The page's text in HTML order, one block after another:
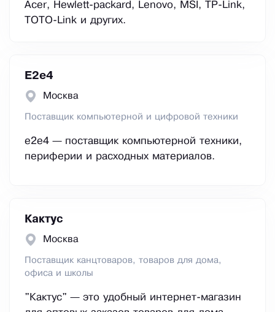
Acer, Hewlett-packard, Lenovo, MSI, TP-Link,
TOTO-Link и других.
E2е4
Москва
Поставщик компьютерной и цифровой техники
e2e4 — поставщик компьютерной техники,
периферии и расходных материалов.
Кактус
Москва
Поставщик канцтоваров, товаров для дома,
офиса и школы
"Кактус" — это удобный интернет-магазин